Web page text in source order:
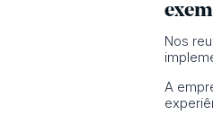
Nos
A